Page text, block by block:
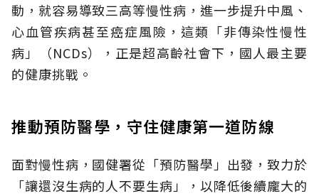
動，就容易導致三高等慢性病，進一步提升中風、
心血管疾病甚至癌症風險，這類「非傳染性慢性
病」（NCDs），正是超高齡社會下，國人最主要
的健康挑戰。
推動預防醫學，守住健康第一道防線
面對慢性病，國健署從「預防醫學」出發，致力於
「讓還沒生病的人不要生病」，以降低後續龐大的